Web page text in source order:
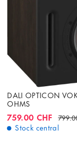
DALI OPTICON
OHMS
759.00 CHF
Stock central